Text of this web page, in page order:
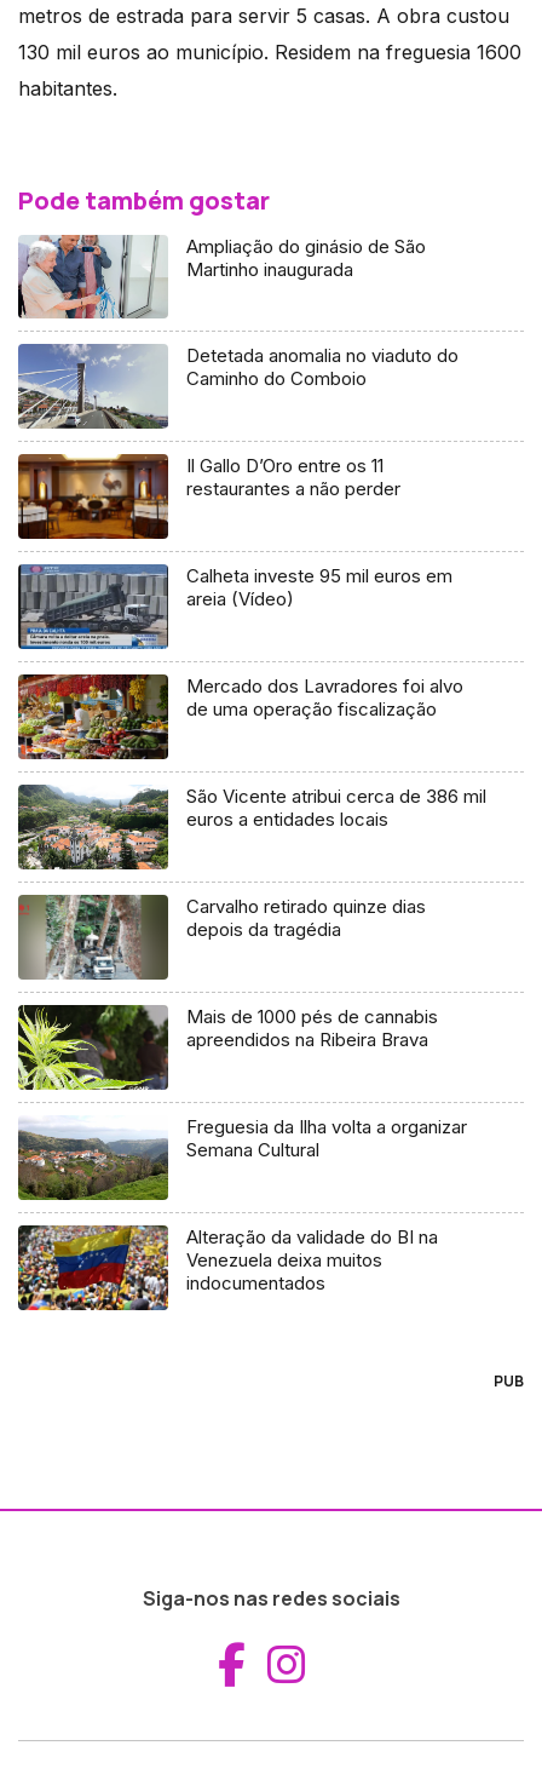
metros de estrada para servir 5 casas. A obra custou
130 mil euros ao município. Residem na freguesia 1600
habitantes.
Pode também gostar
Ampliação do ginásio de São
Martinho inaugurada
Detetada anomalia no viaduto do
Caminho do Comboio
Il Gallo D’Oro entre os 11
restaurantes a não perder
Calheta investe 95 mil euros em
areia (Vídeo)
Mercado dos Lavradores foi alvo
de uma operação fiscalização
São Vicente atribui cerca de 386 mil
euros a entidades locais
Carvalho retirado quinze dias
depois da tragédia
Mais de 1000 pés de cannabis
apreendidos na Ribeira Brava
Freguesia da Ilha volta a organizar
Semana Cultural
Alteração da validade do BI na
Venezuela deixa muitos
indocumentados
PUB
Siga-nos nas redes sociais
Aceder ao